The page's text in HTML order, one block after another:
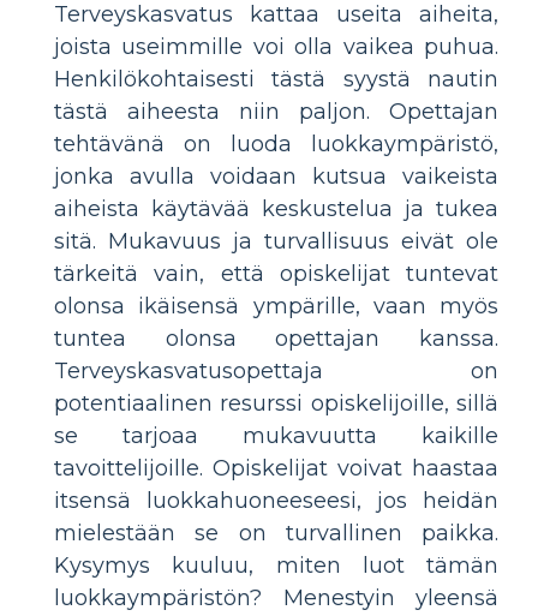
Terveyskasvatus kattaa useita aiheita,
joista useimmille voi olla vaikea puhua.
Henkilökohtaisesti tästä syystä nautin
tästä aiheesta niin paljon. Opettajan
tehtävänä on luoda luokkaympäristö,
jonka avulla voidaan kutsua vaikeista
aiheista käytävää keskustelua ja tukea
sitä. Mukavuus ja turvallisuus eivät ole
tärkeitä vain, että opiskelijat tuntevat
olonsa ikäisensä ympärille, vaan myös
tuntea olonsa opettajan kanssa.
Terveyskasvatusopettaja on
potentiaalinen resurssi opiskelijoille, sillä
se tarjoaa mukavuutta kaikille
tavoittelijoille. Opiskelijat voivat haastaa
itsensä luokkahuoneeseesi, jos heidän
mielestään se on turvallinen paikka.
Kysymys kuuluu, miten luot tämän
luokkaympäristön? Menestyin yleensä